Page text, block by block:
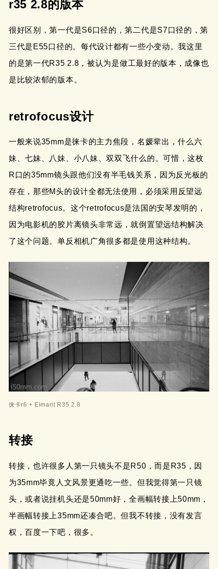
r35 2.8的版本
很好区别，第一代是S6口径的，第二代是S7口径的，第
三代是E55口径的。每代设计都有一些小变动。我这里
的是第一代R35 2.8，被认为是做工最好的版本，成像也
是比较浓郁的版本。
retrofocus设计
一般来说35mm是徕卡的主力焦段，名媛辈出，什么六
妹、七妹、八妹、小八妹、双双飞什么的。可惜，这枚
R口的35mm镜头跟他们没有半毛钱关系，因为反光板的
存在，那些M头的设计全都无法使用，必须采用反望远
结构retrofocus。这个retrofocus是法国的安琴发明的，
因为电影机的胶片离镜头非常远，就倒置望远结构解决
了这个问题。单反相机广角很多都是使用这种结构。
徕卡r6 + Elmarit R35 2.8
转接
转接，也许很多人第一只镜头不是R50，而是R35，因
为35mm毕竟人文风景更通吃一些。但我觉得第一只镜
头，或者说挂机头还是50mm好，全画幅转接上50mm，
半画幅转接上35mm还凑合吧。但我不转接，没有发言
权，百度一下吧，很多。